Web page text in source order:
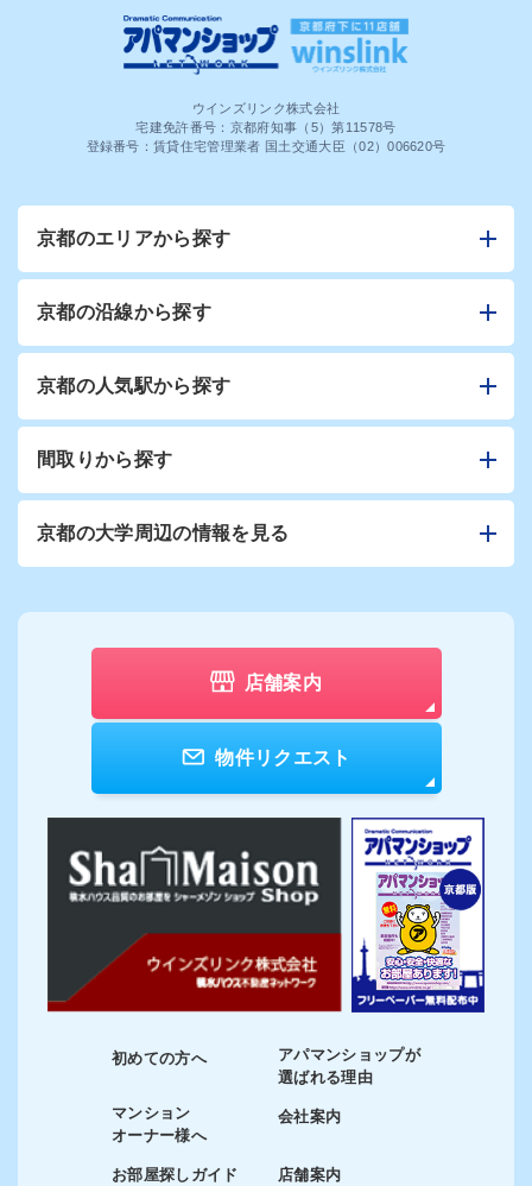
ウインズリンク株式会社
宅建免許番号：京都府知事（5）第11578号
登録番号：賃貸住宅管理業者 国土交通大臣（02）006620号
京都のエリアから探す
京都の沿線から探す
京都の人気駅から探す
間取りから探す
京都の大学周辺の情報を見る
店舗案内
物件リクエスト
初めての方へ
マンション
オーナー様へ
お部屋探しガイド
アパマンショップが
選ばれる理由
会社案内
店舗案内